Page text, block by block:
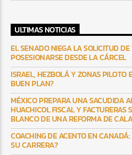
ULTIMAS NOTICIAS
EL SENADO NIEGA LA SOLICITUD
POSESIONARSE DESDE LA CÁRCEL
ISRAEL, HEZBOLÁ Y ZONAS PILOTO
BUEN PLAN?
MÉXICO PREPARA UNA SACUDIDA
HUACHICOL FISCAL Y FACTURERAS
BLANCO DE UNA REFORMA DE
COACHING DE ACENTO EN
SU CARRERA?